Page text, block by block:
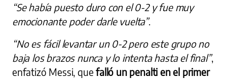
“Se había puesto duro con el 0-2 y fue muy
emocionante poder darle vuelta”.
“No es fácil levantar un 0-2 pero este grupo no
baja los brazos nunca y lo intenta hasta el final”,
enfatizó Messi, quefalló un penalti en el primer